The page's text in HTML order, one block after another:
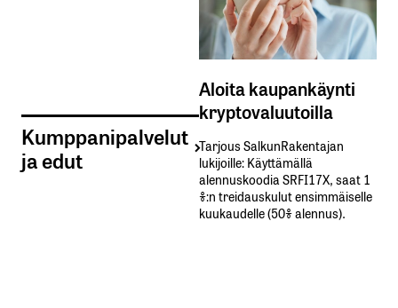
Kumppanipalvelut
ja edut
Aloita kaupankäynti
kryptovaluutoilla
Tarjous SalkunRakentajan
lukijoille: Käyttämällä​ ​
alennuskoodia​ ​SRFI17X,​ ​saat​ ​1
%:n treidauskulut​ ​ensimmäiselle​ ​
kuukaudelle​ ​(50%​ ​alennus).